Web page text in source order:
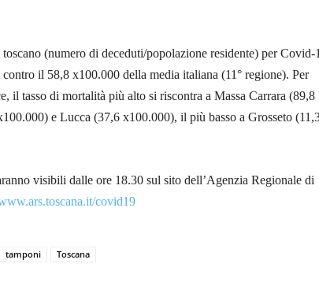
(numero di deceduti/popolazione residente) per Covid-
il 58,8 x100.000 della media italiana (11° regione). Per
il tasso di mortalità più alto si riscontra a Massa Carrara (89,8
e Lucca (37,6 x100.000), il più basso a Grosseto
visibili dalle ore 18.30 sul sito dell’Agenzia Regionale di
covid19
tamponi Toscana